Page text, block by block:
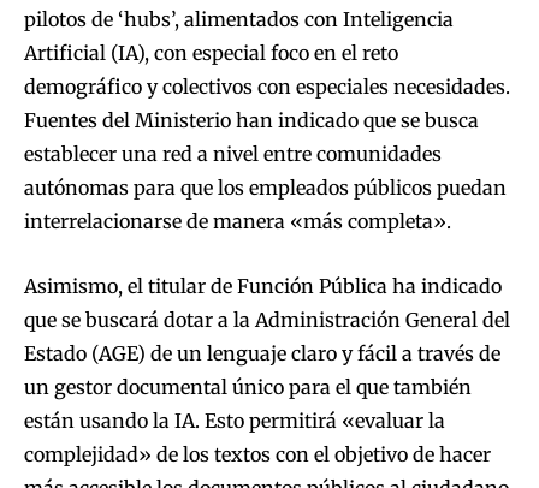
pilotos de ‘hubs’, alimentados con Inteligencia
Artificial (IA), con especial foco en el reto
demográfico y colectivos con especiales necesidades.
Fuentes del Ministerio han indicado que se busca
establecer una red a nivel entre comunidades
autónomas para que los empleados públicos puedan
interrelacionarse de manera «más completa».
Asimismo, el titular de Función Pública ha indicado
que se buscará dotar a la Administración General del
Estado (AGE) de un lenguaje claro y fácil a través de
un gestor documental único para el que también
están usando la IA. Esto permitirá «evaluar la
complejidad» de los textos con el objetivo de hacer